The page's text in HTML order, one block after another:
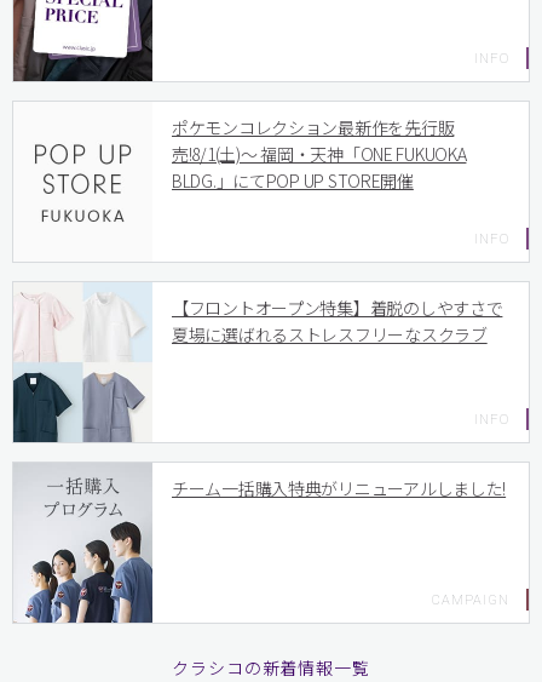
ポケモンコレクション最新作を先行販
売!8/1(土)〜 福岡・天神「ONE FUKUOKA
BLDG.」にてPOP UP STORE開催
【フロントオープン特集】着脱のしやすさで
夏場に選ばれるストレスフリーなスクラブ
チーム一括購入特典がリニューアルしました!
クラシコの新着情報一覧